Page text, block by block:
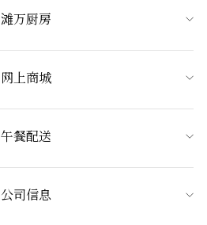
滩万厨房
网上商城
午餐配送
公司信息